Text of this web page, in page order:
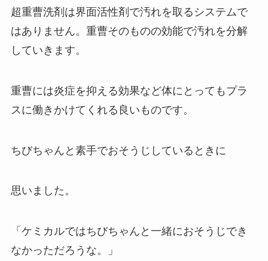
超重曹洗剤は界面活性剤で汚れを取るシステムで
はありません。重曹そのものの効能で汚れを分解
していきます。
重曹には炎症を抑える効果など体にとってもプラ
スに働きかけてくれる良いものです。
ちびちゃんと素手でおそうじしているときに
思いました。
「ケミカルではちびちゃんと一緒におそうじでき
なかっただろうな。」